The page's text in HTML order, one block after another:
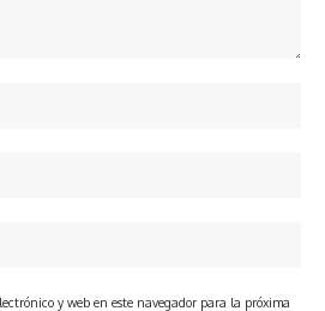
y web en este navegador para la próxima